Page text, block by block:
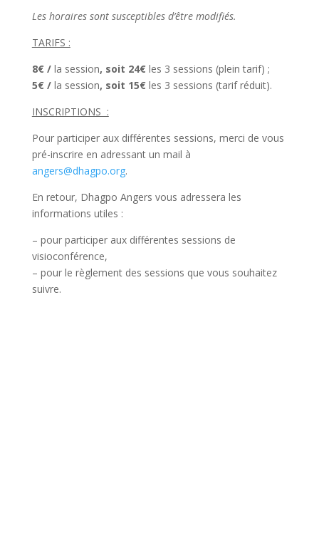
Les horaires sont susceptibles d’être modifiés.
TARIFS :
8€ / la session, soit 24€les 3 sessions (plein tarif) ;
5€ / la session, soit 15€ les 3 sessions (tarif réduit).
INSCRIPTIONS :
Pour participer aux différentes sessions, merci de vous
pré-inscrire en adressant un mail à
angers@dhagpo.org.
En retour, Dhagpo Angers vous adressera les
informations utiles :
– pour participer aux différentes sessions de
visioconférence,
– pour le règlement des sessions que vous souhaitez
suivre.